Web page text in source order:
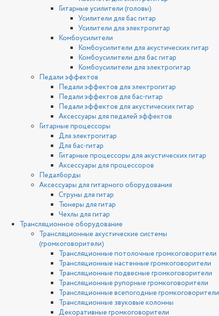
Гитарные усилители (головы)
Усилители для бас гитар
Усилители для электрогитар
Комбоусилители
Комбоусилители для акустических гитар
Комбоусилители для бас гитар
Комбоусилители для электрогитар
Педали эффектов
Педали эффектов для электрогитар
Педали эффектов для бас-гитар
Педали эффектов для акустических гитар
Аксессуары для педалей эффектов
Гитарные процессоры
Для электрогитар
Для бас-гитар
Гитарные процессоры для акустических гитар
Аксессуары для процессоров
Педалборды
Аксессуары для гитарного оборудования
Струны для гитар
Тюнеры для гитар
Чехлы для гитар
Трансляционное оборудование
Трансляционные акустические системы
(громкоговорители)
Трансляционные потолочные громкоговорители
Трансляционные настенные громкоговорители
Трансляционные подвесные громкоговорители
Трансляционные рупорные громкоговорители
Трансляционные всепогодные громкоговорители
Трансляционные звуковые колонны
Декоративные громкоговорители